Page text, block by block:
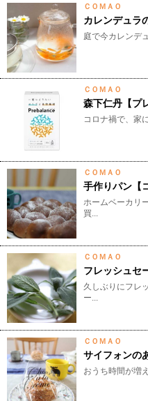
ＣＯＭＡＯ
カレンデュラ
庭で今カレンデ
ＣＯＭＡＯ
森下仁丹【プ
コロナ禍で、家
ＣＯＭＡＯ
手作りパン【
ホームベーカリ
買...
ＣＯＭＡＯ
フレッシュセ
久しぶりにフレ
ー...
ＣＯＭＡＯ
サイフォンの
おうち時間が増